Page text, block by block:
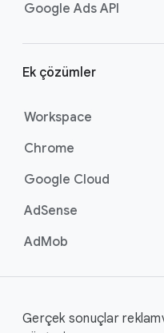
Google Ads API
Ek çözümler
Workspace
Chrome
Google Cloud
AdSense
AdMob
Gerçek sonuçlar